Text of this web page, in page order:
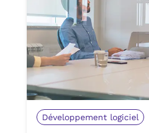
Développement logiciel